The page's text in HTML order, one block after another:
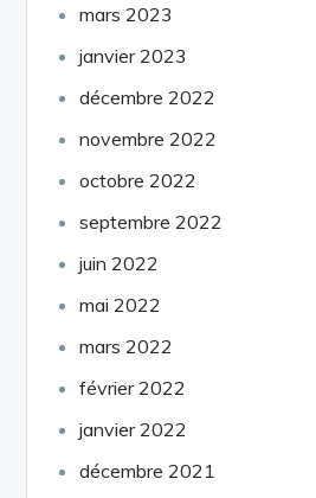
mars 2023
janvier 2023
décembre 2022
novembre 2022
octobre 2022
septembre 2022
juin 2022
mai 2022
mars 2022
février 2022
janvier 2022
décembre 2021